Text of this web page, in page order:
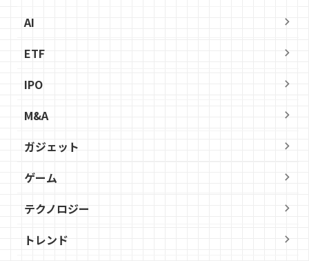
AI
ETF
IPO
M&A
ガジェット
ゲーム
テクノロジー
トレンド